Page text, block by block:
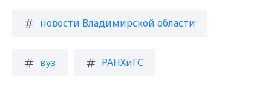
новости Владимирской области
вуз РАНХиГС